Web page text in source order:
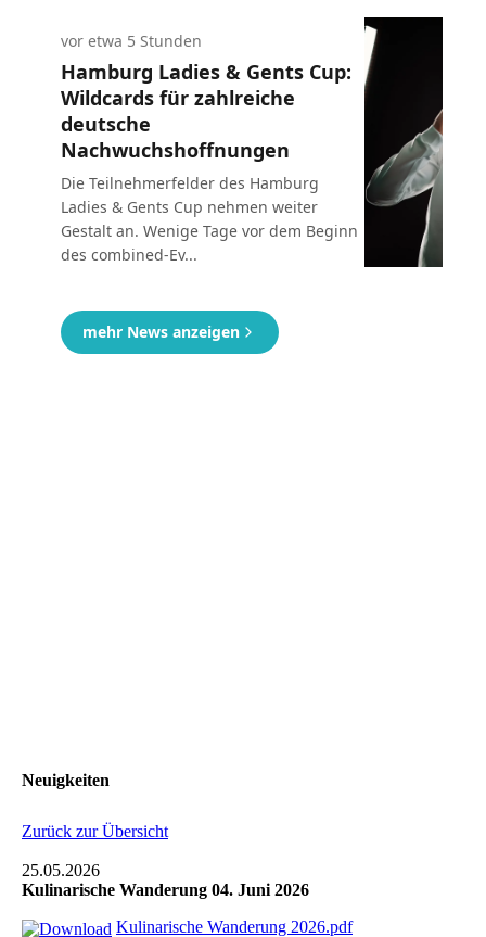
Neuigkeiten
Zurück zur Übersicht
25.05.2026
Kulinarische Wanderung 04. Juni 2026
Kulinarische Wanderung 2026.pdf